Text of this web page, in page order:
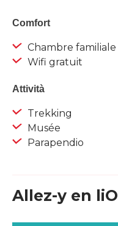
Comfort
Chambre familiale
Wifi gratuit
Attività
Trekking
Musée
Parapendio
Allez-y en liO